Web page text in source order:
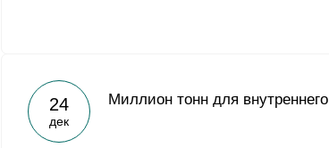
24
дек
Миллион тонн для